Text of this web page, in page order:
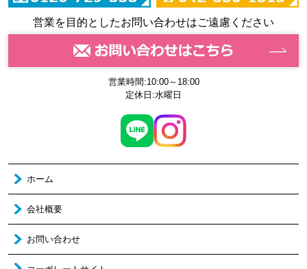
営業を目的としたお問い合わせはご遠慮ください
営業時間:10:00～18:00
定休日:水曜日
ホーム
会社概要
お問い合わせ